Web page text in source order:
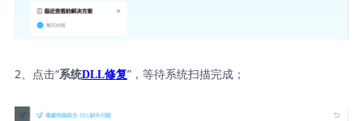
2、点击“系统DLL修复”，等待系统扫描完成；